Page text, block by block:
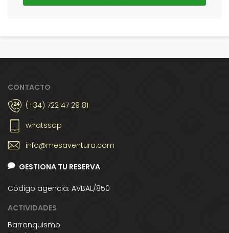
CONTACTO
(+34) 722 47 29 81
whatssap
info@mesaventura.com
GESTIONA TU RESERVA
Código agencia: AVBAL/850
ACTIVIDADES
Barranquismo